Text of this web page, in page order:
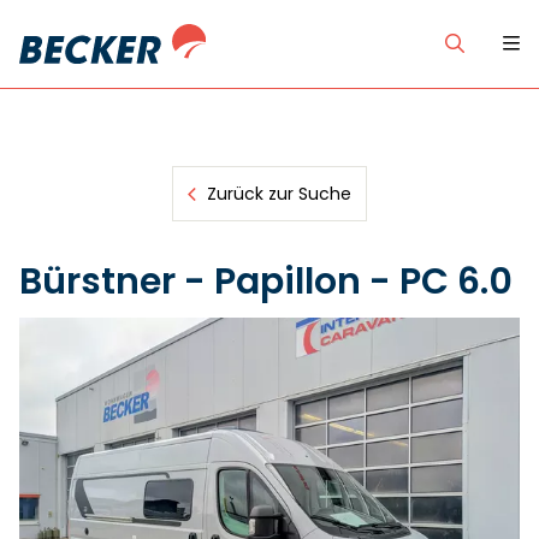
Zurück zur Suche
Bürstner - Papillon - PC 6.0